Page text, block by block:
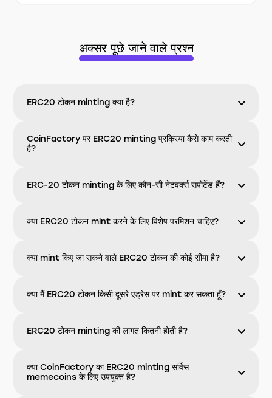
अक्सर पूछे जाने वाले प्रश्न
ERC20 टोकन minting क्या है?
CoinFactory पर ERC20 minting प्रक्रिया कैसे काम करती
है?
ERC-20 टोकन minting के लिए कौन-सी नेटवर्क्स सपोर्टेड हैं?
क्या ERC20 टोकन mint करने के लिए विशेष परमिशन चाहिए?
क्या mint किए जा सकने वाले ERC20 टोकन की कोई सीमा है?
क्या मैं ERC20 टोकन किसी दूसरे एड्रेस पर mint कर सकता हूँ?
ERC20 टोकन minting की लागत कितनी होती है?
क्या CoinFactory का ERC20 minting सर्विस
memecoins के लिए उपयुक्त है?